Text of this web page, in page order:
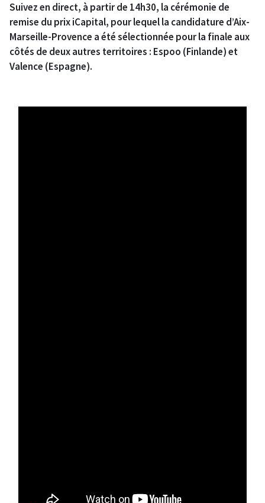
Suivez en direct, à partir de 14h30, la cérémonie de
remise du prix iCapital, pour lequel la candidature d’Aix-
Marseille-Provence a été sélectionnée pour la finale aux
côtés de deux autres territoires : Espoo (Finlande) et
Valence (Espagne).